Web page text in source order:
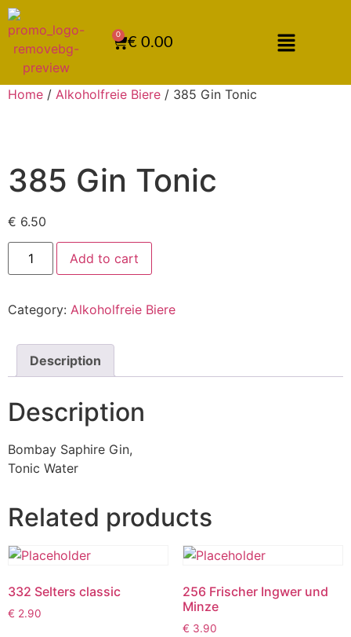
€ 0.00
0
Home / Alkoholfreie Biere / 385 Gin Tonic
385 Gin Tonic
€ 6.50
Add to cart
Category: Alkoholfreie Biere
Description
Description
Bombay Saphire Gin,
Tonic Water
Related products
332 Selters classic
€ 2.90
256 Frischer Ingwer und
Minze
€ 3.90